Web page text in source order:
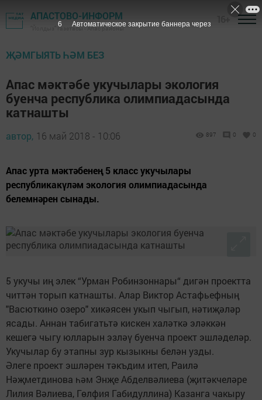
АПАСТОВО-ИНФОРМ
"Йолдыз" газетасы - Апас районы
ҖӘМГЫЯТЬ ҺӘМ БЕЗ
Апас мәктәбе укучылары экология
буенча республика олимпиадасында
катнашты
автор, 16 май 2018 - 10:06 897 0 0
Апас урта мәктәбенең 5 класс укучылары
республикакүләм экология олимпиадасында
белемнәрен сынады.
5 укучы иң элек “Урман Робинзоннары“ дигән проектта
читтән торып катнашты. Алар Виктор Астафьефның
"Васюткино озеро" хикәясен укып чыгып, нәтиҗәләр
ясады. Аннан табигатьтә кискен халәткә эләккән
кешегә чыгу юлларын эзләү буенча проект эшләделәр.
Укучылар бу этапны зур кызыкны белән узды.
Әлеге проект эшләрен тәкъдим итеп, Раилә
Нәҗметдинова һәм Энҗе Абделвәлиева (җитәкчеләре
Лилия Вәлиева, Гөлфия Габидуллина) Казанга чакыру
5 Автоматическое закрытие баннера через